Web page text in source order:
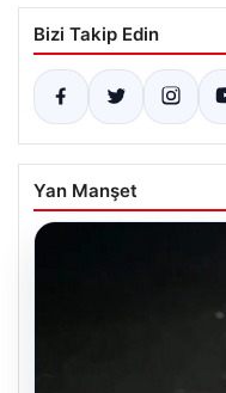
Bizi Takip Edin
Yan Manşet